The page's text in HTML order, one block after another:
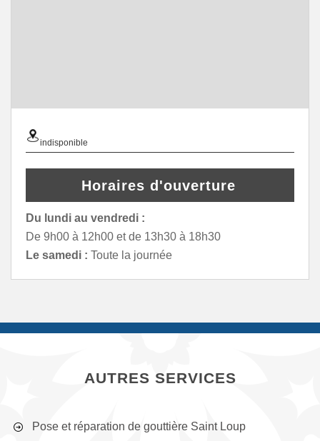
indisponible
Horaires d'ouverture
Du lundi au vendredi :
De 9h00 à 12h00 et de 13h30 à 18h30
Le samedi : Toute la journée
AUTRES SERVICES
Pose et réparation de gouttière Saint Loup